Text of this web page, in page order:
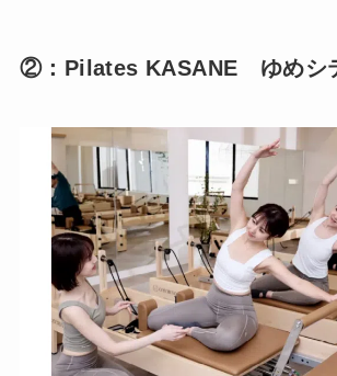
②：Pilates KASANE ゆめシ